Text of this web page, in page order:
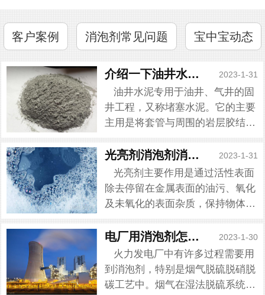
客户案例 消泡剂常见问题 宝中宝动态
介绍一下油井水泥消泡剂 2023-1-31
油井水泥专用于油井、气井的固
井工程，又称堵塞水泥。它的主要
主用是将套管与周围的岩层胶结封
止互相串扰，以便在井内形成一条
从油层流向地面且隔绝良好的油流
通道。而油井水泥消泡剂却经...
光亮剂消泡剂消泡知识 2023-1-31
光亮剂主要作用是通过活性表面
除去停留在金属表面的油污、氧化
及未氧化的表面杂质，保持物体外
研磨作用影响外观的质感，提高抛
光的效率。但是光亮剂在生产过程
中会产生泡沫，这些泡沫是由...
电厂用消泡剂怎么用 2023-1-30
火力发电厂中有许多过程需要用
到消泡剂，特别是烟气脱硫脱硝脱
碳工艺中。烟气在湿法脱硫系统的